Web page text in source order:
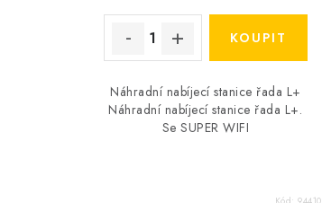
Náhradní nabíjecí stanice řada L+
Náhradní nabíjecí stanice řada L+.
Se SUPER WIFI